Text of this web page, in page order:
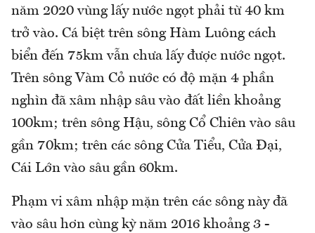
năm 2020 vùng lấy nước ngọt phải từ 40 km
trở vào. Cá biệt trên sông Hàm Luông cách
biển đến 75km vẫn chưa lấy được nước ngọt.
Trên sông Vàm Cỏ nước có độ mặn 4 phần
nghìn đã xâm nhập sâu vào đất liền khoảng
100km; trên sông Hậu, sông Cổ Chiên vào sâu
gần 70km; trên các sông Cửa Tiểu, Cửa Đại,
Cái Lớn vào sâu gần 60km.
Phạm vi xâm nhập mặn trên các sông này đã
vào sâu hơn cùng kỳ năm 2016 khoảng 3 -